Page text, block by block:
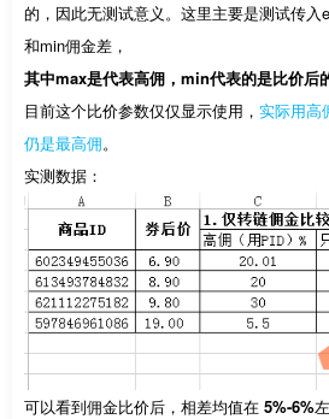
的，因此无测试意义。这里主要是测试传
和min佣金差，
其中max是代表高佣，min代表的是比价后
目前这个比价参数仅仅显示使用， 实际用高
仍是最高佣。
实测数据：
可以看到佣金比价后，相差均值在 5%-6%